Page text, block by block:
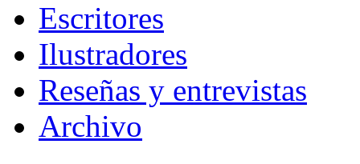
Escritores
Ilustradores
Reseñas y entrevistas
Archivo